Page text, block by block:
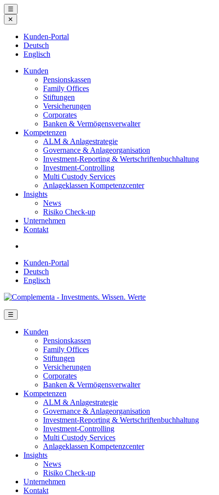
Skip
to
content
☰
✕
Kunden-Portal
Deutsch
Englisch
Kunden
Pensionskassen
Family Offices
Stiftungen
Versicherungen
Corporates
Banken & Vermögensverwalter
Kompetenzen
ALM & Anlagestrategie
Governance & Anlageorganisation
Investment-Reporting & Wertschriftenbuchhaltung
Investment-Controlling
Multi Custody Services
Anlageklassen Kompetenzcenter
Insights
News
Risiko Check-up
Unternehmen
Kontakt
Kunden-Portal
Deutsch
Englisch
☰
Kunden
Pensionskassen
Family Offices
Stiftungen
Versicherungen
Corporates
Banken & Vermögensverwalter
Kompetenzen
ALM & Anlagestrategie
Governance & Anlageorganisation
Investment-Reporting & Wertschriftenbuchhaltung
Investment-Controlling
Multi Custody Services
Anlageklassen Kompetenzcenter
Insights
News
Risiko Check-up
Unternehmen
Kontakt